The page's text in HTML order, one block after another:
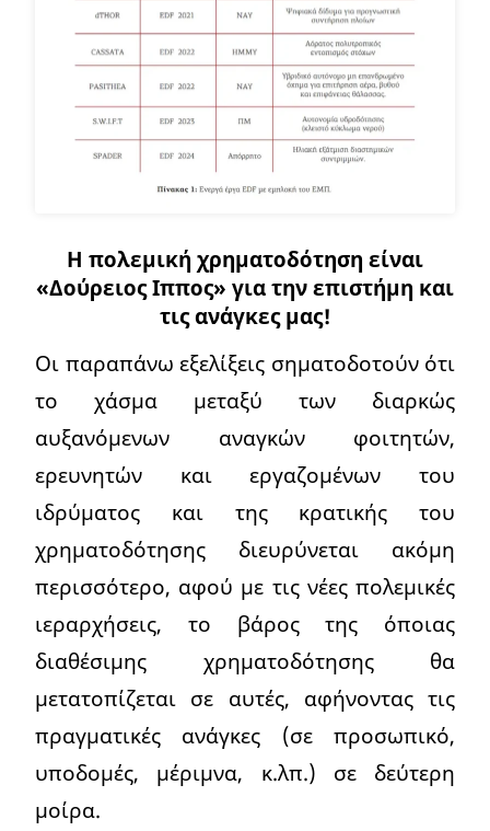
Η πολεμική χρηματοδότηση είναι
«Δούρειος Ιππος» για την επιστήμη και
τις ανάγκες μας!
Οι παραπάνω εξελίξεις σηματοδοτούν ότι
το χάσμα μεταξύ των διαρκώς
αυξανόμενων αναγκών φοιτητών,
ερευνητών και εργαζομένων του
ιδρύματος και της κρατικής του
χρηματοδότησης διευρύνεται ακόμη
περισσότερο, αφού με τις νέες πολεμικές
ιεραρχήσεις, το βάρος της όποιας
διαθέσιμης χρηματοδότησης θα
μετατοπίζεται σε αυτές, αφήνοντας τις
πραγματικές ανάγκες (σε προσωπικό,
υποδομές, μέριμνα, κ.λπ.) σε δεύτερη
μοίρα.